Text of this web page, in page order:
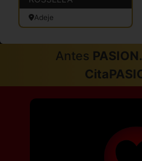
Adeje
Antes